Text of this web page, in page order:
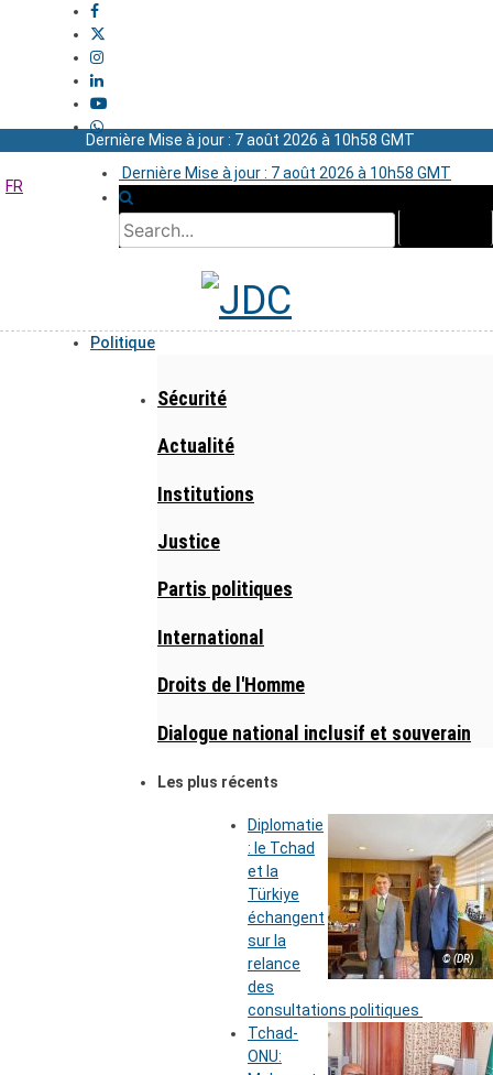
Dernière Mise à jour : 7 août 2026 à 10h58 GMT
Dernière Mise à jour : 7 août 2026 à 10h58 GMT
FR
Politique
Sécurité
Actualité
Institutions
Justice
Partis politiques
International
Droits de l'Homme
Dialogue national inclusif et souverain
Les plus récents
© (DR)
Diplomatie
: le Tchad
et la
Türkiye
échangent
sur la
relance
des
consultations politiques
Tchad-
ONU: